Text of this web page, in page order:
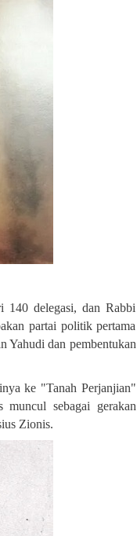
140 delegasi, dan Rabbi
partai politik pertama
Yahudi dan pembentukan
ke "Tanah Perjanjian"
muncul sebagai gerakan
Zionis.